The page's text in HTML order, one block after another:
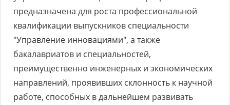
предназначена для роста профессиональной
квалификации выпускников специальности
"Управление инновациями", а также
бакалавриатов и специальностей,
преимущественно инженерных и экономических
направлений, проявивших склонность к научной
работе, способных в дальнейшем развивать